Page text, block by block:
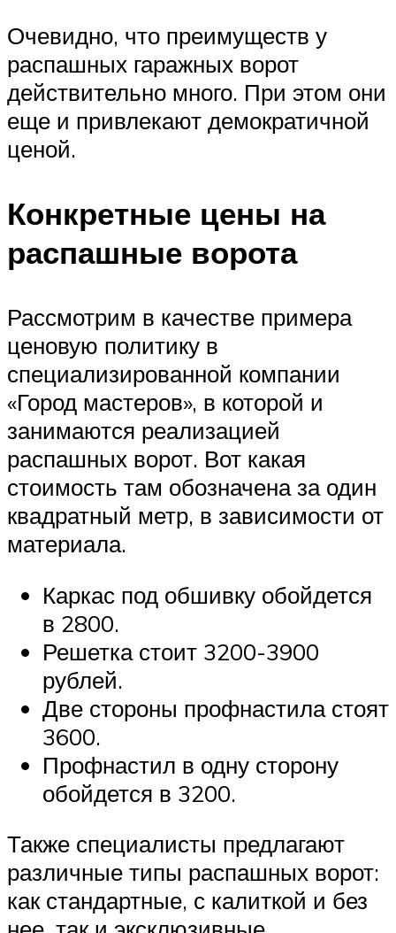
Очевидно, что преимуществ у
распашных гаражных ворот
действительно много. При этом они
еще и привлекают демократичной
ценой.
Конкретные цены на
распашные ворота
Рассмотрим в качестве примера
ценовую политику в
специализированной компании
«Город мастеров», в которой и
занимаются реализацией
распашных ворот. Вот какая
стоимость там обозначена за один
квадратный метр, в зависимости от
материала.
Каркас под обшивку обойдется
в 2800.
Решетка стоит 3200-3900
рублей.
Две стороны профнастила стоят
3600.
Профнастил в одну сторону
обойдется в 3200.
Также специалисты предлагают
различные типы распашных ворот:
как стандартные, с калиткой и без